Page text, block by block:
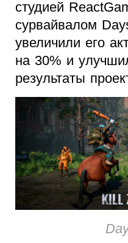
студией
сурвайвалом
увеличили его
на 30% и
результаты